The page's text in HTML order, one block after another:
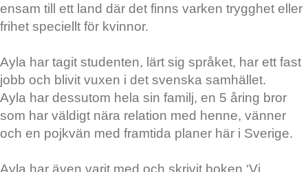
ensam till ett land där det finns varken trygghet eller
frihet speciellt för kvinnor.
Ayla har tagit studenten, lärt sig språket, har ett fast
jobb och blivit vuxen i det svenska samhället.
Ayla har dessutom hela sin familj, en 5 åring bror
som har väldigt nära relation med henne, vänner
och en pojkvän med framtida planer här i Sverige.
Ayla har även varit med och skrivit boken ‘Vi